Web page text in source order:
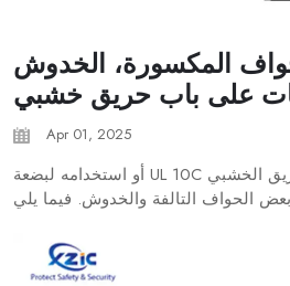
المكسورة، الخدوش
على باب حريق خشبي
Apr 01, 2025
بعد تركيب باب الحريق الخشبي UL 10C أو استخدامه لبضعة
الحواف التالفة والخدوش. فيما يلي
نظف أولاً سطح الباب ب...